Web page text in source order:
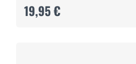
19,95 €